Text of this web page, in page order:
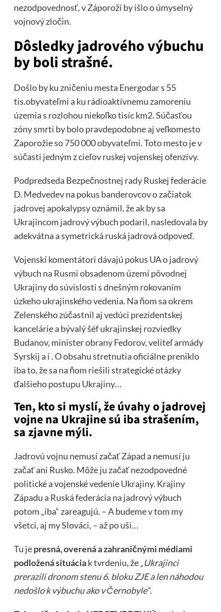
nezodpovednosť, v Záporoží by išlo o úmyselný
vojnový zločin.
Dôsledky jadrového výbuchu
by boli strašné.
Došlo by ku zničeniu mesta Energodar s 55
tis.obyvateľmi a ku rádioaktívnemu zamoreniu
územia s rozlohou niekoľko tisíc km2. Súčasťou
zóny smrti by bolo pravdepodobne aj veľkomesto
Zaporožie so 750 000 obyvateľmi. Toto mesto je v
súčasti jedným z cieľov ruskej vojenskej ofenzívy.
Podpredseda Bezpečnostnej rady Ruskej federácie
D. Medvedev na pokus banderovcov o začiatok
jadrovej apokalypsy oznámil, že ak by sa
Ukrajincom jadrový výbuch podaril, nasledovala by
adekvátna a symetrická ruská jadrová odpoveď.
Vojenskí komentátori dávajú pokus UA o jadrový
výbuch na Rusmi obsadenom území pôvodnej
Ukrajiny do súvislosti s dnešným rokovaním
úzkeho ukrajinského vedenia. Na ňom sa okrem
Zelenského zúčastnil aj vedúci prezidentskej
kancelárie a bývalý šéf ukrajinskej rozviedky
Budanov, minister obrany Fedorov, veliteľ armády
Syrskij a i . O obsahu stretnutia oficiálne preniklo
iba to, že sa na ňom riešili strategické otázky
ďalšieho postupu Ukrajiny…
Ten, kto si myslí, že úvahy o jadrovej
vojne na Ukrajine sú iba strašením,
sa zjavne mýli.
Jadrovú vojnu nemusí začať Západ a nemusí ju
začať ani Rusko. Môže ju začať nezodpovedné
politické a vojenské vedenie Ukrajiny. Krajiny
Západu a Ruská federácia na jadrový výbuch
potom „iba“ zareagujú. – A budeme v tom my
všetci, aj my Slováci, – až po uši…
Tu jepresná, overená a zahraničnými médiami
podložená situáciak tvrdeniu, že„Ukrajinci
prerazili dronom stenu 6. bloku ZJE a len náhodou
nedošlo k výbuchu ako v Černobyle“.